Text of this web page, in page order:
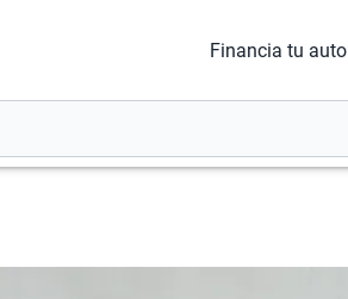
Financia tu auto